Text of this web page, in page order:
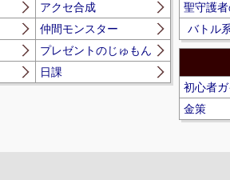
アクセ合成
仲間モンスター
プレゼントのじゅもん
日課
聖守護
バトル
初心者
金策